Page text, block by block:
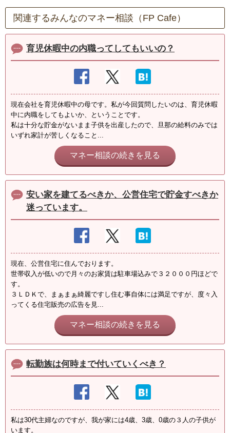
関連するみんなのマネー相談（FP Cafe）
育児休暇中の内職ってしてもいいの？
現在会社を育児休暇中の母です。私が今回質問したいのは、育児休暇
中に内職をしてもよいか、ということです。
私は十分な貯金がないまま子供を出産したので、旦那の給料のみでは
いずれ家計が苦しくなること...
マネー相談の続きを見る
安い家を建てるべきか、公営住宅で貯金すべきか
迷っています。
現在、公営住宅に住んでおります。
世帯収入が低いので月々のお家賃は駐車場込みで３２０００円ほどで
す。
３ＬＤＫで、まぁまぁ綺麗ですし住む事自体には満足ですが、度々入
ってくる住宅販売の広告を見...
マネー相談の続きを見る
転勤族は何時まで付いていくべき？
私は30代主婦なのですが、我が家には4歳、3歳、0歳の３人の子供が
います。